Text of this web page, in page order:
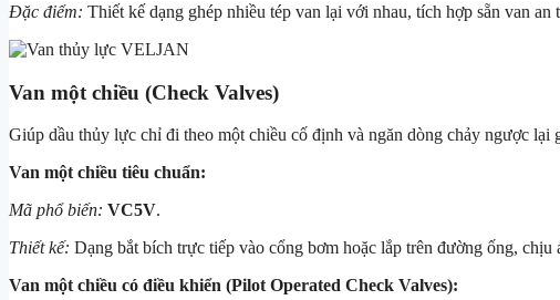
Đặc điểm: Thiết kế dạng ghép nhiều tép van lại với nhau, tích hợp sẵn van
Van một chiều (Check Valves)
Giúp dầu thủy lực chỉ đi theo một chiều cố định và ngăn dòng chảy ngược lại
Van một chiều tiêu chuẩn:
Mã phổ biến: VC5V.
Thiết kế: Dạng bắt bích trực tiếp vào cổng bơm hoặc lắp trên đường ống, chịu
Van một chiều có điều khiển (Pilot Operated Check Valves):